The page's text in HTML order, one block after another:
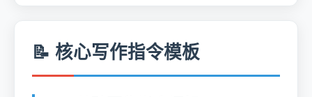
📝 核心写作指令模板